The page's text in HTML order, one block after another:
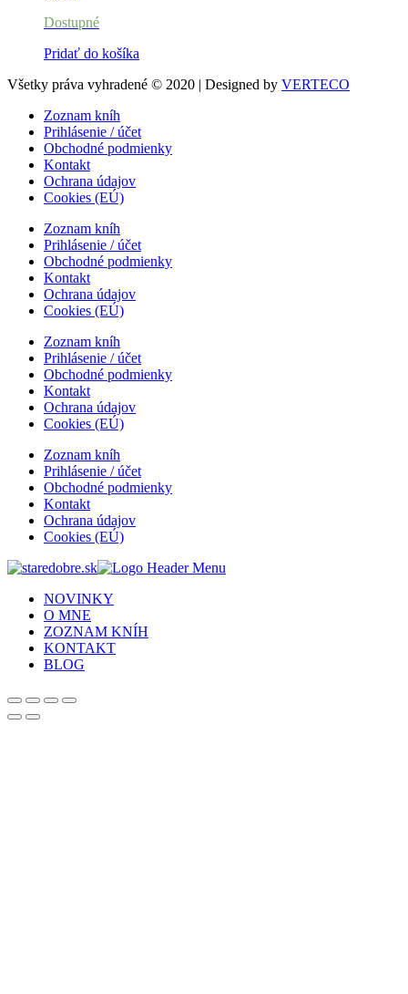
Dostupné
Pridať do košíka
Všetky práva vyhradené © 2020 | Designed by VERTECO
Zoznam kníh
Prihlásenie / účet
Obchodné podmienky
Kontakt
Ochrana údajov
Cookies (EÚ)
Zoznam kníh
Prihlásenie / účet
Obchodné podmienky
Kontakt
Ochrana údajov
Cookies (EÚ)
Zoznam kníh
Prihlásenie / účet
Obchodné podmienky
Kontakt
Ochrana údajov
Cookies (EÚ)
Zoznam kníh
Prihlásenie / účet
Obchodné podmienky
Kontakt
Ochrana údajov
Cookies (EÚ)
NOVINKY
O MNE
ZOZNAM KNÍH
KONTAKT
BLOG